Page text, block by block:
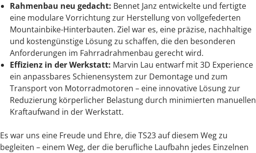
Rahmenbau neu gedacht: Bennet Janz entwickelte und fertigte
eine modulare Vorrichtung zur Herstellung von vollgefederten
Mountainbike-Hinterbauten. Ziel war es, eine präzise, nachhaltige
und kostengünstige Lösung zu schaffen, die den besonderen
Anforderungen im Fahrradrahmenbau gerecht wird.
Effizienz in der Werkstatt: Marvin Lau entwarf mit 3D Experience
ein anpassbares Schienensystem zur Demontage und zum
Transport von Motorradmotoren – eine innovative Lösung zur
Reduzierung körperlicher Belastung durch minimierten manuellen
Kraftaufwand in der Werkstatt.
Es war uns eine Freude und Ehre, die TS23 auf diesem Weg zu
begleiten – einem Weg, der die berufliche Laufbahn jedes Einzelnen